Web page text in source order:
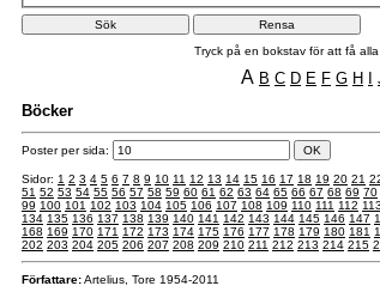
Tryck på en bokstav för att få
A B C D E F G H I
Böcker
Poster per sida:
Sidor: 1 2 3 4 5 6 7 8 9 10 11 12 13 14 15 16 17 18 19 20 21
51 52 53 54 55 56 57 58 59 60 61 62 63 64 65 66 67 68 69 70
99 100 101 102 103 104 105 106 107 108 109 110 111 112 113
134 135 136 137 138 139 140 141 142 143 144 145 146 147
168 169 170 171 172 173 174 175 176 177 178 179 180 181
202 203 204 205 206 207 208 209 210 211 212 213 214 215
Författare:Artelius, Tore 1954-2011